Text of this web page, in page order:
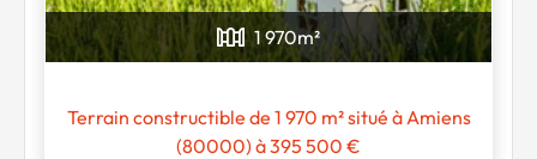
1 970m²
Terrain constructible de 1 970 m² situé à Amiens
(80000) à 395 500 €